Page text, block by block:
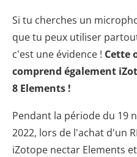
Si tu cherches un
que tu peux utiliser
c'est une évidence ! Cette
comprend également
8 Elements !
Pendant la période du 19
2022, lors de l'achat d'un
iZotope nectar Elements